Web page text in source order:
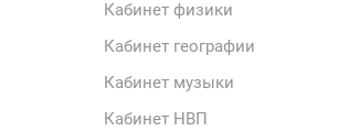
Кабинет физики
Кабинет географии
Кабинет музыки
Кабинет НВП